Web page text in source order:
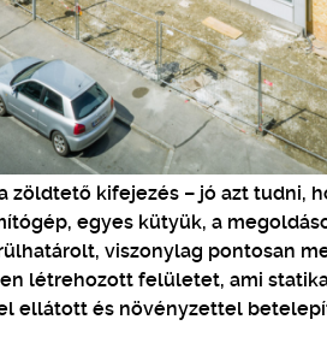
zöldtető kifejezés – jó azt tudni,
egyes kütyük, a
viszonylag pontosan
létrehozott felületet, ami
ellátott és növényzettel